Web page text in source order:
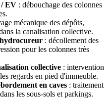
/ EV : débouchage des colonnes
mécanique des dépôts,
la canalisation collective.
: décollement des
pour les colonnes très
collective : intervention
regards en pied d'immeuble.
en caves : traitement
les sous-sols et parkings.